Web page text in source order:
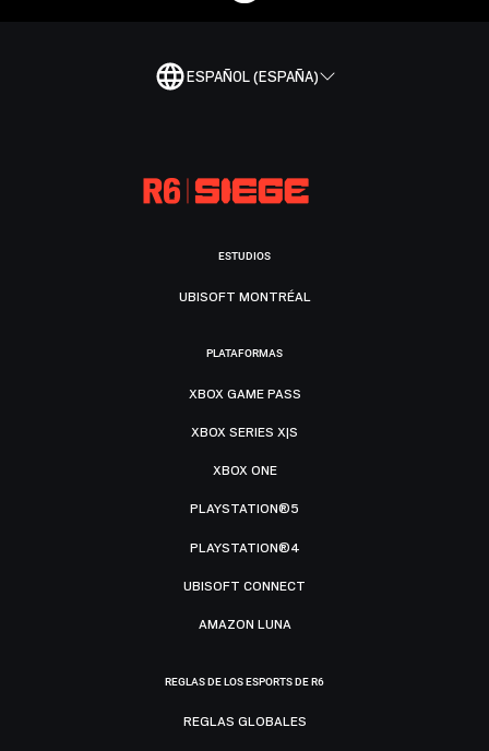
ESPAÑOL (ESPAÑA)
ESTUDIOS
UBISOFT MONTRÉAL
PLATAFORMAS
XBOX GAME PASS
XBOX SERIES X|S
XBOX ONE
PLAYSTATION®5
PLAYSTATION®4
UBISOFT CONNECT
AMAZON LUNA
REGLAS DE LOS ESPORTS DE R6
REGLAS GLOBALES